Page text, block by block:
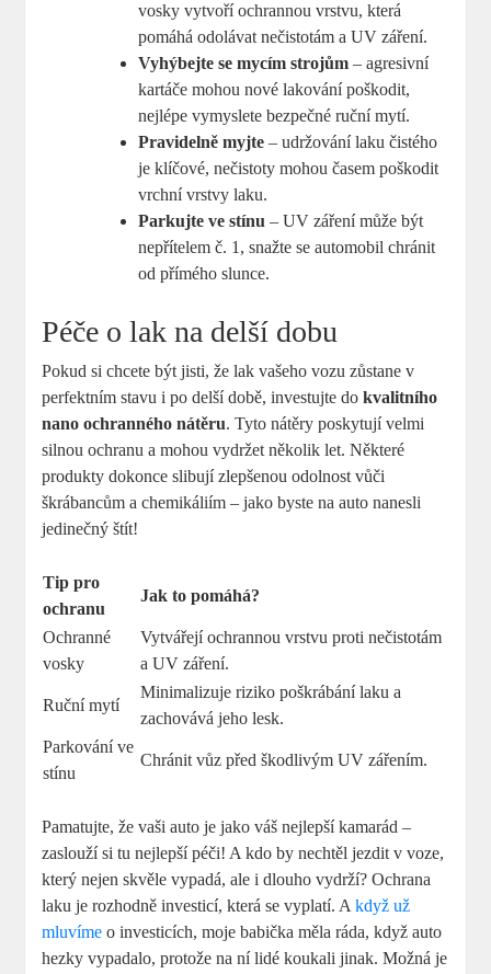
vosky vytvoří ochrannou vrstvu, ‍která
pomáhá odolávat nečistotám a UV záření.
Vyhýbejte se mycím strojům ​– agresivní
kartáče mohou ⁤nové lakování ⁤poškodit,
nejlépe vymyslete bezpečné ruční mytí.
Pravidelně ⁣myjte – udržování laku čistého
je klíčové, nečistoty‍ mohou časem poškodit
vrchní vrstvy laku.
Parkujte ve ​stínu – UV záření může být
nepřítelem č. 1,⁣ snažte se‌ automobil chránit
od přímého slunce.
Péče o lak​ na delší​ dobu
Pokud si chcete být jisti, že lak ⁣vašeho ⁢vozu zůstane v
perfektním stavu i po delší době, investujte dokvalitního
nano ochranného nátěru. Tyto nátěry poskytují velmi
silnou ochranu a mohou vydržet několik let. Některé
produkty dokonce slibují zlepšenou odolnost vůči
škrábancům ​a chemikáliím – jako ‍byste na​ auto nanesli
jedinečný ‌štít!
Tip pro
ochranu
Jak to pomáhá?
Ochranné
vosky
Vytvářejí ochrannou vrstvu proti nečistotám
a UV záření.
Ruční mytí
Minimalizuje riziko poškrábání laku a
zachovává jeho ‍lesk.
Parkování ve
stínu
Chránit vůz před škodlivým UV zářením.
Pamatujte,‍ že vaši auto je jako váš nejlepší kamarád –
zaslouží si tu nejlepší péči! A kdo by nechtěl jezdit v voze,
který ‍nejen skvěle vypadá, ale ⁤i dlouho vydrží? Ochrana
laku je rozhodně investicí, která se vyplatí. Akdyž ‌už
mluvíme ⁤o​ investicích,‌ moje babička měla⁣ ráda, když auto
hezky vypadalo, ‌protože​ na ní ⁤lidé koukali jinak. Možná je